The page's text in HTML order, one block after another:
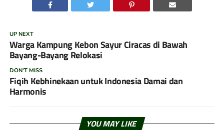
UP NEXT
Warga Kampung Kebon Sayur Ciracas di Bawah
Bayang-Bayang Relokasi
DON'T MISS
Fiqih Kebhinekaan untuk Indonesia Damai dan
Harmonis
YOU MAY LIKE